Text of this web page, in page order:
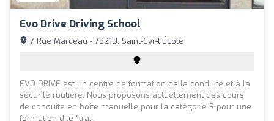
Evo Drive Driving School
7 Rue Marceau - 78210, Saint-Cyr-l'École
EVO DRIVE est un centre de formation de la conduite et à la
sécurité routière. Nous proposons actuellement des cours
de conduite en boite manuelle pour la catégorie B pour une
formation dite "tra...